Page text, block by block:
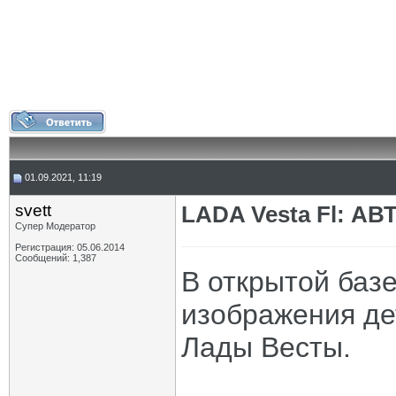
01.09.2021, 11:19
svett
Супер Модератор
Регистрация: 05.06.2014
Сообщений: 1,387
LADA Vesta Fl:
В открытой
изображения
Лады Весты.